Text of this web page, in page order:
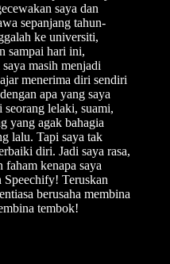
saya dan
sepanjang tahun-
ke universiti,
sampai hari ini,
masih menjadi
menerima diri sendiri
apa yang saya
seorang lelaki, suami,
yang agak bahagia
lalu. Tapi saya tak
diri. Jadi saya rasa,
faham kenapa saya
Speechify! Teruskan
berusaha membina
tembok!